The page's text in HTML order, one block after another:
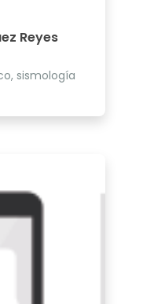
Reyes
sismología